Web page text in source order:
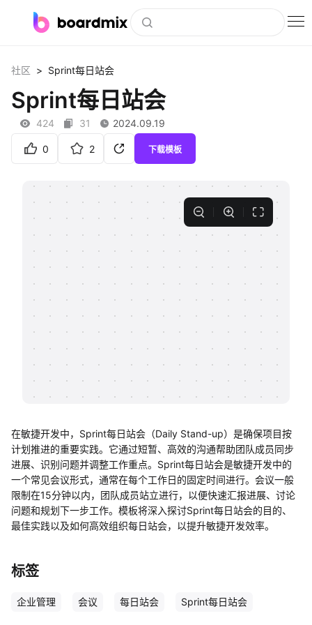
社区资源
下载
客户案例
帮助中心
社区 > Sprint每日站会
Sprint每日站会
424 31 2024.09.19
0 2 下载模板
在敏捷开发中，Sprint每日站会（Daily Stand-up）是确保项目按
计划推进的重要实践。它通过短暂、高效的沟通帮助团队成员同步
进展、识别问题并调整工作重点。Sprint每日站会是敏捷开发中的
一个常见会议形式，通常在每个工作日的固定时间进行。会议一般
限制在15分钟以内，团队成员站立进行，以便快速汇报进展、讨论
问题和规划下一步工作。模板将深入探讨Sprint每日站会的目的、
最佳实践以及如何高效组织每日站会，以提升敏捷开发效率。
标签
企业管理 会议 每日站会 Sprint每日站会